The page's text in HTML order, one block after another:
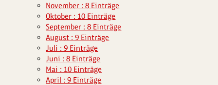
November : 8 Einträge
Oktober : 10 Einträge
September : 8 Einträge
August : 9 Einträge
Juli : 9 Einträge
Juni : 8 Einträge
Mai : 10 Einträge
April : 9 Einträge